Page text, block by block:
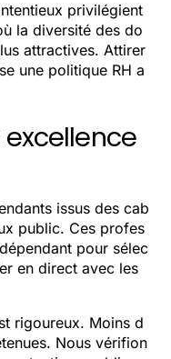
privilégient
la diversité des do
attractives. Attirer
une politique RH a
excellence
issus des cab
public. Ces profes
pour sélec
en direct avec les
rigoureux. Moins d
Nous vérifion